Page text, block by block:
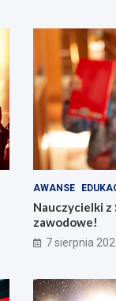
AWANSE
Nauczycielki z
zawodowe!
7 sierpnia